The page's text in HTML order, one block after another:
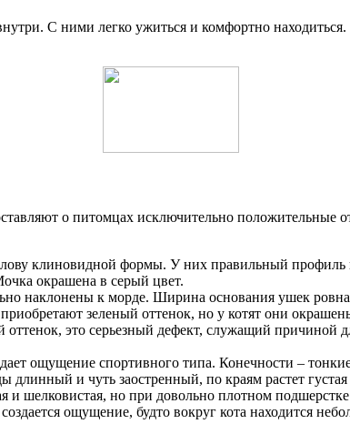
С ними легко ужиться и комфортно
о питомцах исключительно положительные
клиновидной формы. У них правильный профиль
окрашена в серый цвет.
наклонены к морде. Ширина основания ушек
зеленый оттенок, но у котят они
оттенок, это серьезный дефект, служащий причиной
ощущение спортивного типа. Конечности –
длинный и чуть заостренный, по краям растет
шелковистая, но при довольно плотном
ощущение, будто вокруг кота находится